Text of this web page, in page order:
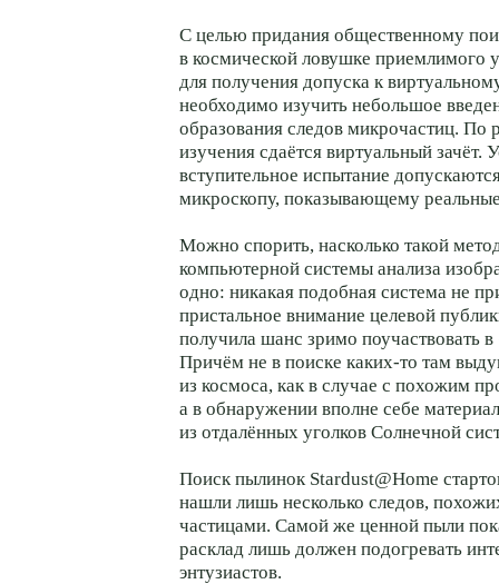
С целью придания общественному
в космической ловушке приемлимого
для получения допуска к
необходимо изучить небольшое
образования следов микрочастиц. По
изучения сдаётся виртуальный
вступительное испытание
микроскопу, показывающему
Можно спорить, насколько такой
компьютерной системы анализа
одно: никакая подобная система не
пристальное внимание целевой
получила шанс зримо поучаствовать
Причём не в поиске каких-то там
из космоса, как в случае с похожим
а в обнаружении вполне себе
из отдалённых уголков Солнечной
Поиск пылинок Stardust@Home
нашли лишь несколько следов,
частицами. Самой же ценной пыли
расклад лишь должен подогревать
энтузиастов.